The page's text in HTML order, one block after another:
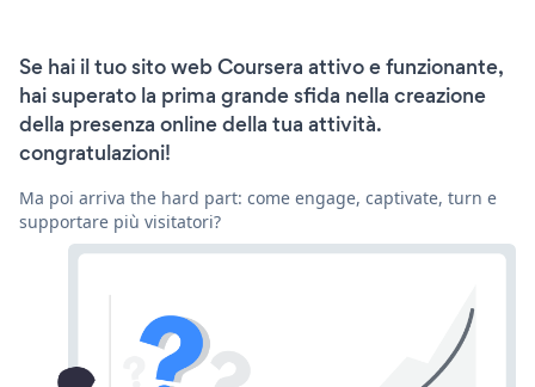
Se hai il tuo sito web Coursera attivo e funzionante,
hai superato la prima grande sfida nella creazione
della presenza online della tua attività.
congratulazioni!
Ma poi arriva the hard part: come engage, captivate, turn e
supportare più visitatori?